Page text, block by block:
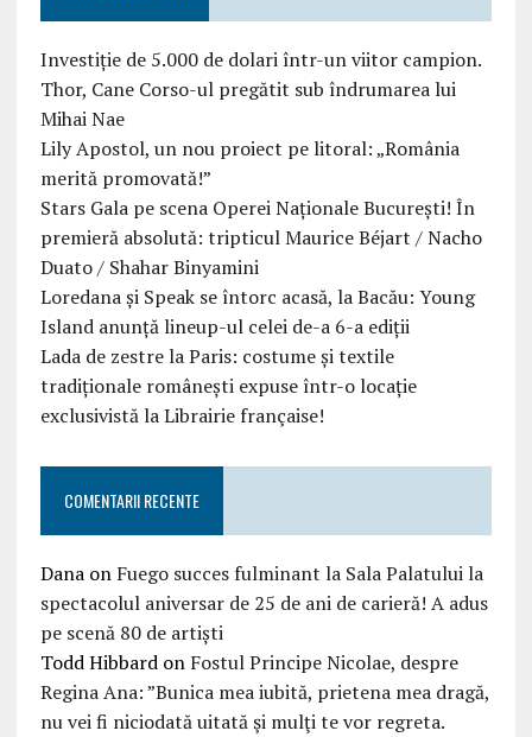
Investiție de 5.000 de dolari într-un viitor campion.
Thor, Cane Corso-ul pregătit sub îndrumarea lui
Mihai Nae
Lily Apostol, un nou proiect pe litoral: „România
merită promovată!”
Stars Gala pe scena Operei Naționale București! În
premieră absolută: tripticul Maurice Béjart / Nacho
Duato / Shahar Binyamini
Loredana și Speak se întorc acasă, la Bacău: Young
Island anunță lineup-ul celei de-a 6-a ediții
Lada de zestre la Paris: costume și textile
tradiționale românești expuse într-o locație
exclusivistă la Librairie française!
COMENTARII RECENTE
Danaon Fuego succes fulminant la Sala Palatului la
spectacolul aniversar de 25 de ani de carieră! A adus
pe scenă 80 de artiști
Todd Hibbardon Fostul Principe Nicolae, despre
Regina Ana: ”Bunica mea iubită, prietena mea dragă,
nu vei fi niciodată uitată şi mulţi te vor regreta.